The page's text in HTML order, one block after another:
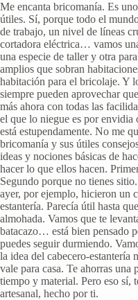
Me encanta bricomanía. Es
útiles. Sí, porque todo el
de trabajo, un nivel de líneas
cortadora eléctrica… vamos
una especie de taller y otra
amplios que sobran
habitación para el bricolaje. Y
siempre pueden aprovechar
más ahora con todas las
el que lo niegue es por envidia
está estupendamente. No me
bricomanía y sus útiles
ideas y nociones básicas de
hacer lo que ellos hacen.
Segundo porque no tienes
ayer, por ejemplo, hicieron un
estantería. Parecía útil hasta
almohada. Vamos que te
batacazo… está bien pensado
puedes seguir durmiendo.
la idea del cabecero-estantería
vale para casa. Te ahorras una
tiempo y material. Pero eso sí,
artesanal, hecho por ti.